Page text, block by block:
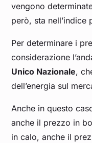
vengono
però, sta nell’indice
Per determinare i
considerazione
Unico Nazionale,
dell’energia sul
Anche in questo
anche il prezzo in
in calo, anche il